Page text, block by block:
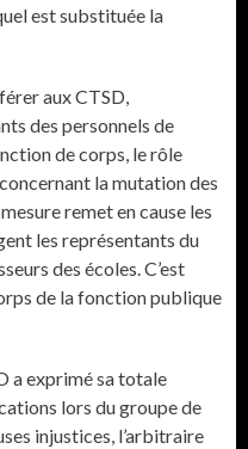
est substituée la
aux CTSD,
des personnels de
de corps, le rôle
la mutation des
remet en cause les
les représentants du
des écoles. C’est
de la fonction publique
a exprimé sa totale
lors du groupe de
injustices, l’arbitraire